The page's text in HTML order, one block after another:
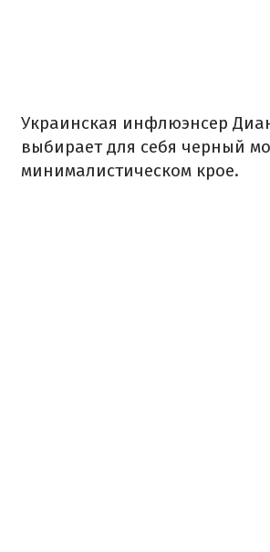
Украинская инфлюэнсер
выбирает для себя черный
минималистическом крое.